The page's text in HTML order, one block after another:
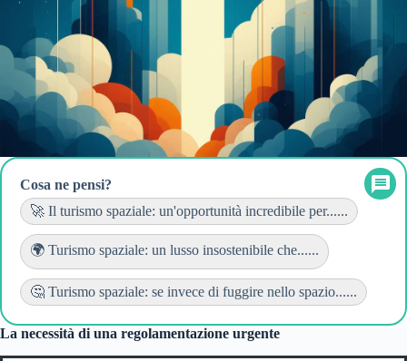
Cosa ne pensi?
🚀 Il turismo spaziale: un'opportunità incredibile per......
🌍 Turismo spaziale: un lusso insostenibile che......
🤔 Turismo spaziale: se invece di fuggire nello spazio......
La necessità di una regolamentazione urgente